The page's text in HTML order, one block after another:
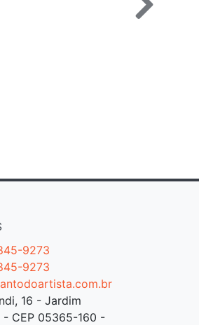
9273
9273
16 - Jardim
- CEP 05365-160 -